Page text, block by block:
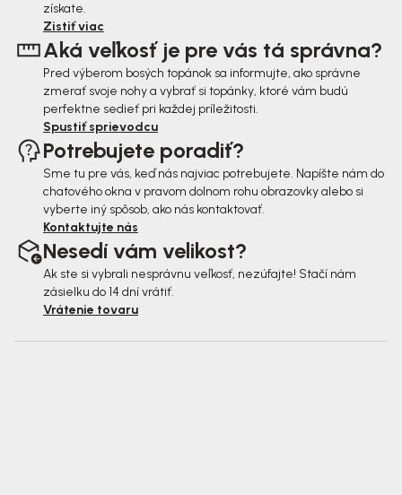
získate.
Zistiť viac
Aká veľkosť je pre vás tá správna?
Pred výberom bosých topánok sa informujte, ako správne
zmerať svoje nohy a vybrať si topánky, ktoré vám budú
perfektne sedieť pri každej príležitosti.
Spustiť sprievodcu
Potrebujete poradiť?
Sme tu pre vás, keď nás najviac potrebujete. Napíšte nám do
chatového okna v pravom dolnom rohu obrazovky alebo si
vyberte iný spôsob, ako nás kontaktovať.
Kontaktujte nás
Nesedí vám velikost?
Ak ste si vybrali nesprávnu veľkosť, nezúfajte! Stačí nám
zásielku do 14 dní vrátiť.
Vrátenie tovaru